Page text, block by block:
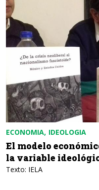
ECONOMIA IDEOLOGIA
El modelo
la variable
Texto: IELA